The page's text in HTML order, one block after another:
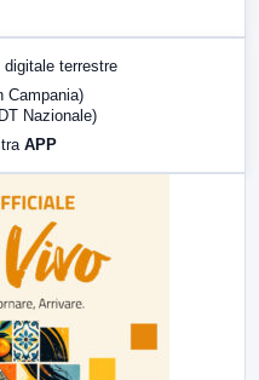
LabNews (replica)
terrestre
Campania)
Nazionale)
APP